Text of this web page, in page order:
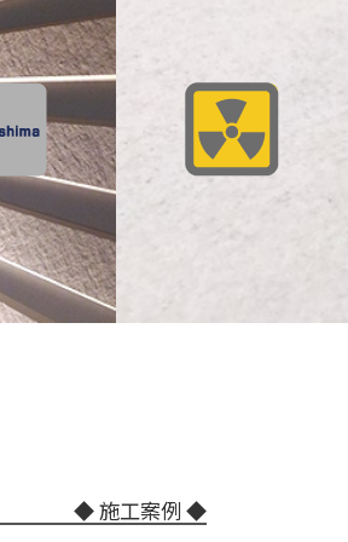
◆ 施工案例 ◆